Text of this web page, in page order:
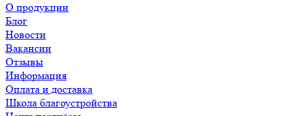
О продукции
Блог
Новости
Вакансии
Отзывы
Информация
Оплата и доставка
Школа благоустройства